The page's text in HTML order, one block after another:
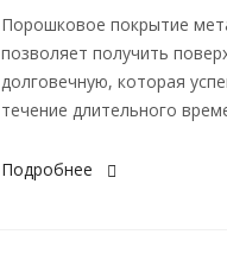
Порошковое покрытие
позволяет получить
долговечную, которая
течение длительного
Подробнее